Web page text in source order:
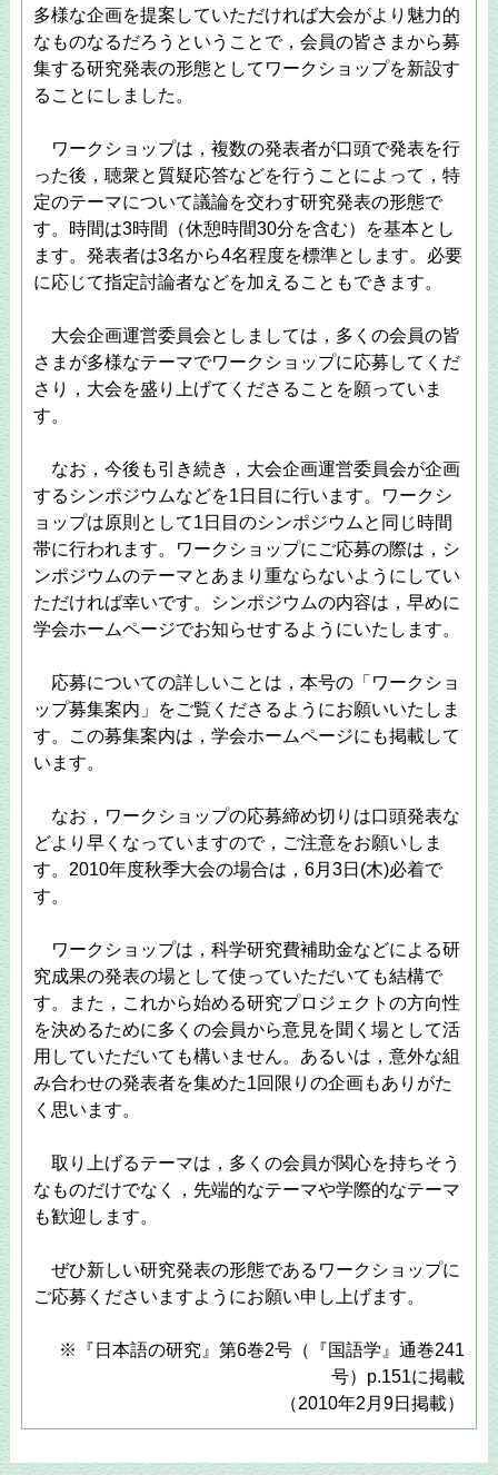
多様な企画を提案していただければ大会がより魅力的
なものなるだろうということで，会員の皆さまから募
集する研究発表の形態としてワークショップを新設す
ることにしました。
ワークショップは，複数の発表者が口頭で発表を行
った後，聴衆と質疑応答などを行うことによって，特
定のテーマについて議論を交わす研究発表の形態で
す。時間は3時間（休憩時間30分を含む）を基本とし
ます。発表者は3名から4名程度を標準とします。必要
に応じて指定討論者などを加えることもできます。
大会企画運営委員会としましては，多くの会員の皆
さまが多様なテーマでワークショップに応募してくだ
さり，大会を盛り上げてくださることを願っていま
す。
なお，今後も引き続き，大会企画運営委員会が企画
するシンポジウムなどを1日目に行います。ワークシ
ョップは原則として1日目のシンポジウムと同じ時間
帯に行われます。ワークショップにご応募の際は，シ
ンポジウムのテーマとあまり重ならないようにしてい
ただければ幸いです。シンポジウムの内容は，早めに
学会ホームページでお知らせするようにいたします。
応募についての詳しいことは，本号の「ワークショ
ップ募集案内」をご覧くださるようにお願いいたしま
す。この募集案内は，学会ホームページにも掲載して
います。
なお，ワークショップの応募締め切りは口頭発表な
どより早くなっていますので，ご注意をお願いしま
す。2010年度秋季大会の場合は，6月3日(木)必着で
す。
ワークショップは，科学研究費補助金などによる研
究成果の発表の場として使っていただいても結構で
す。また，これから始める研究プロジェクトの方向性
を決めるために多くの会員から意見を聞く場として活
用していただいても構いません。あるいは，意外な組
み合わせの発表者を集めた1回限りの企画もありがた
く思います。
取り上げるテーマは，多くの会員が関心を持ちそう
なものだけでなく，先端的なテーマや学際的なテーマ
も歓迎します。
ぜひ新しい研究発表の形態であるワークショップに
ご応募くださいますようにお願い申し上げます。
※『日本語の研究』第6巻2号（『国語学』通巻241
号）p.151に掲載
（2010年2月9日掲載）